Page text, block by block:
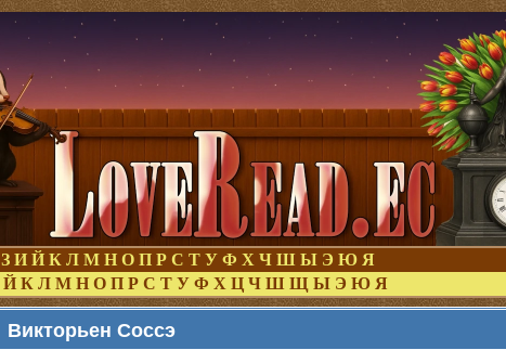
З И Й К Л М Н О П Р С Т У Ф Х Ч Ш Ы Э Ю Я
Й К Л М Н О П Р С Т У Ф Х Ц Ч Ш Щ Ы Э Ю Я
Викторьен Соссэ